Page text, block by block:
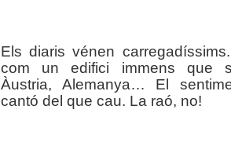
Els diaris vénen
com un edifici immens que
Àustria, Alemanya… El
cantó del que cau. La raó, no!